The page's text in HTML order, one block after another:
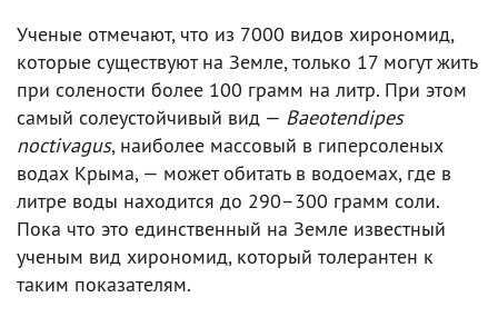
Ученые отмечают, что из 7000 видов хирономид,
которые существуют на Земле, только 17 могут жить
при солености более 100 грамм на литр. При этом
самый солеустойчивый вид — Baeotendipes
noctivagus, наиболее массовый в гиперсоленых
водах Крыма, — может обитать в водоемах, где в
литре воды находится до 290–300 грамм соли.
Пока что это единственный на Земле известный
ученым вид хирономид, который толерантен к
таким показателям.